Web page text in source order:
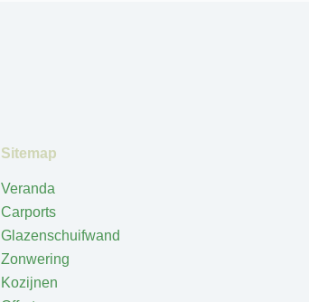
Sitemap
Veranda
Carports
Glazenschuifwand
Zonwering
Kozijnen